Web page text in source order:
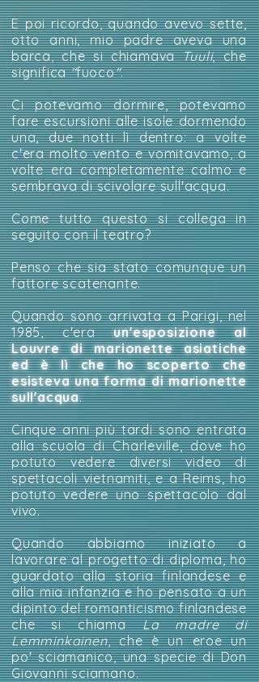
E poi ricordo, quando avevo sette,
otto anni, mio padre aveva una
barca, che si chiamavaTuuli, che
significa"fuoco".
Ci potevamo dormire, potevamo
fare escursioni alle isole dormendo
una, due notti lì dentro: a volte
c'era molto vento e vomitavamo, a
volte era completamente calmo e
sembrava di scivolare sull'acqua.
Come tutto questo si collega in
seguito con il teatro?
Penso che sia stato comunque un
fattore scatenante.
Quando sono arrivata a Parigi, nel
1985, c'eraun'esposizione al
Louvre di marionette asiatiche
ed è lì che ho scoperto che
esisteva una forma di marionette
sull'acqua.
Cinque anni più tardi sono entrata
alla scuola di Charleville, dove ho
potuto vedere diversi video di
spettacoli vietnamiti, e a Reims, ho
potuto vedere uno spettacolo dal
vivo.
Quando abbiamo iniziato a
lavorare al progetto di diploma, ho
guardato alla storia finlandese e
alla mia infanzia e ho pensato a un
dipinto del romanticismo finlandese
che si chiamaLa madre di
Lemminkainen, che è un eroe un
po' sciamanico, una specie di Don
Giovanni sciamano.